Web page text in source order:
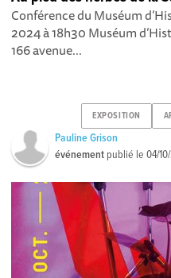
Conférence du Muséum
2024 à 18h30 Muséum
166 avenue...
EXPOSITION
Pauline Grison
événement publié le04/